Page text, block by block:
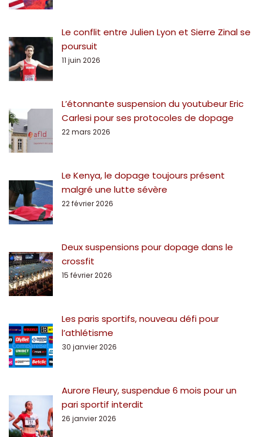
Le conflit entre Julien Lyon et Sierre Zinal se
poursuit
11 juin 2026
L’étonnante suspension du youtubeur Eric
Carlesi pour ses protocoles de dopage
22 mars 2026
Le Kenya, le dopage toujours présent
malgré une lutte sévère
22 février 2026
Deux suspensions pour dopage dans le
crossfit
15 février 2026
Les paris sportifs, nouveau défi pour
l’athlétisme
30 janvier 2026
Aurore Fleury, suspendue 6 mois pour un
pari sportif interdit
26 janvier 2026